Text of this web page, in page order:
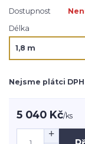
Dostupnost
Délka
Nejsme plátci DPH
5 040 Kč/ks